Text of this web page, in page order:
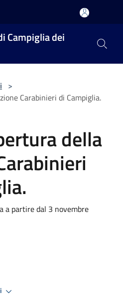
Campiglia dei
>
Carabinieri di Campiglia.
della
a partire dal 3 novembre